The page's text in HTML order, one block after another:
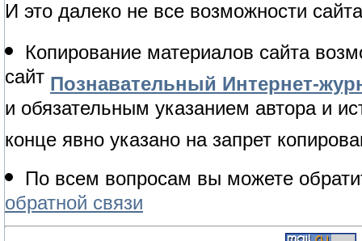
И это далеко не все возможности
Копирование материалов сайта
сайт Познавательный Интернет-
и обязательным указанием автора и
конце явно указано на запрет
По всем вопросам вы можете
обратной связи